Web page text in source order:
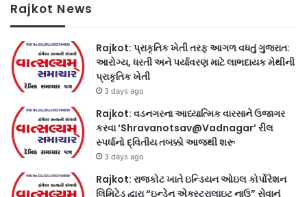
Rajkot News
Rajkot: પ્રાકૃતિક ખેતી તરફ આગળ વધતું ગુજરાત:
આરોગ્ય, ધરતી અને પર્યાવરણ માટે લાભદાયક મેથીની
પ્રાકૃતિક ખેતી
3 days ago
Rajkot: વડનગરના આધ્યાત્મિક વારસાને ઉજાગર
કરવા ‘Shravanotsav@Vadnagar’ રીલ
સ્પર્ધાનો દ્વિતીય તબક્કો આજથી શરૂ
3 days ago
Rajkot: રાજકોટ ખાતે ઇન્ડિયન ઓઇલ કોર્પોરેશન
લિમિટેડ દ્વારા “ઇન્ડેન એક્સ્ટ્રાલાઇટ નાઉ” સેવાનું